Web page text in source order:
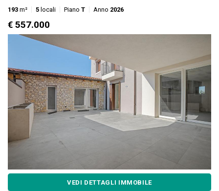
193 m² 5 locali Piano T Anno 2026
€ 557.000
VEDI DETTAGLI IMMOBILE